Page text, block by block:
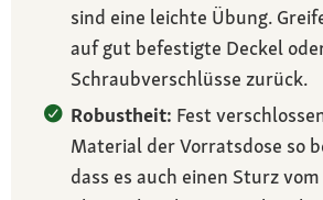
sind eine leichte Übung.
auf gut befestigte Deckel
Schraubverschlüsse zurück.
Robustheit: Fest
Material der Vorratsdose so
dass es auch einen Sturz